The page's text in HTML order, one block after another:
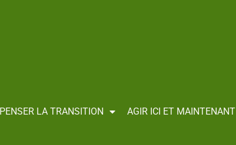
PENSER LA TRANSITION AGIR ICI ET MAINTENANT